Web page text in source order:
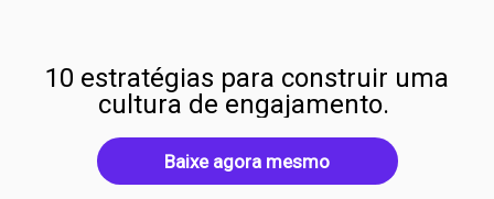
10 estratégias para construir uma
cultura de engajamento.
Baixe agora mesmo